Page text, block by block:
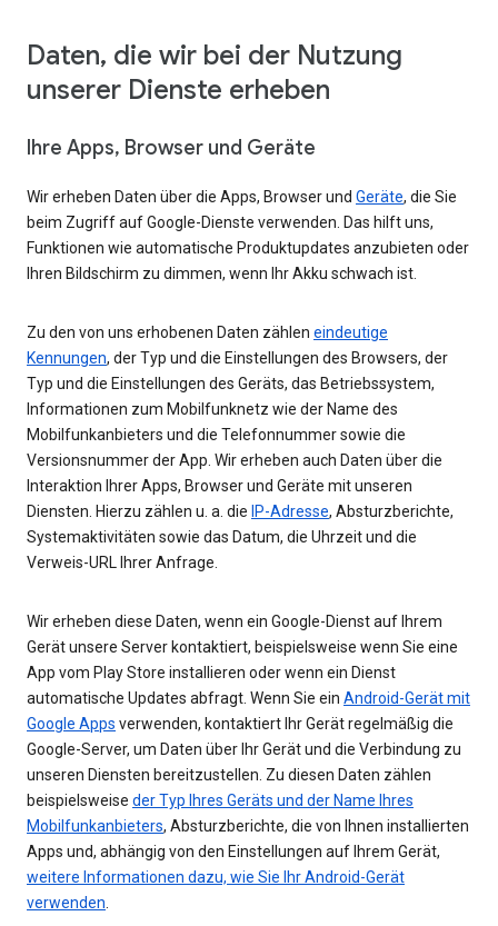
Daten, die wir bei der Nutzung
unserer Dienste erheben
Ihre Apps, Browser und Geräte
Wir erheben Daten über die Apps, Browser und Geräte, die Sie
beim Zugriff auf Google-Dienste verwenden. Das hilft uns,
Funktionen wie automatische Produktupdates anzubieten oder
Ihren Bildschirm zu dimmen, wenn Ihr Akku schwach ist.
Zu den von uns erhobenen Daten zählen eindeutige
Kennungen, der Typ und die Einstellungen des Browsers, der
Typ und die Einstellungen des Geräts, das Betriebssystem,
Informationen zum Mobilfunknetz wie der Name des
Mobilfunkanbieters und die Telefonnummer sowie die
Versionsnummer der App. Wir erheben auch Daten über die
Interaktion Ihrer Apps, Browser und Geräte mit unseren
Diensten. Hierzu zählen u. a. die IP-Adresse, Absturzberichte,
Systemaktivitäten sowie das Datum, die Uhrzeit und die
Verweis-URL Ihrer Anfrage.
Wir erheben diese Daten, wenn ein Google-Dienst auf Ihrem
Gerät unsere Server kontaktiert, beispielsweise wenn Sie eine
App vom Play Store installieren oder wenn ein Dienst
automatische Updates abfragt. Wenn Sie ein Android-Gerät mit
Google Apps verwenden, kontaktiert Ihr Gerät regelmäßig die
Google-Server, um Daten über Ihr Gerät und die Verbindung zu
unseren Diensten bereitzustellen. Zu diesen Daten zählen
beispielsweise der Typ Ihres Geräts und der Name Ihres
Mobilfunkanbieters, Absturzberichte, die von Ihnen installierten
Apps und, abhängig von den Einstellungen auf Ihrem Gerät,
weitere Informationen dazu, wie Sie Ihr Android-Gerät
verwenden.